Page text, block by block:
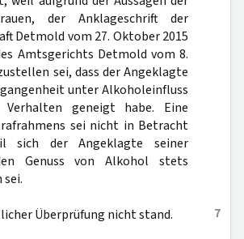
der Anklageschrift der
Detmold vom 27. Oktober 2015
Amtsgerichts Detmold vom 8.
sei, dass der Angeklagte
unter Alkoholeinfluss
Verhalten geneigt habe. Eine
sei nicht in Betracht
sich der Angeklagte seiner
Genuss von Alkohol stets
sei.
7
Überprüfung nicht stand.